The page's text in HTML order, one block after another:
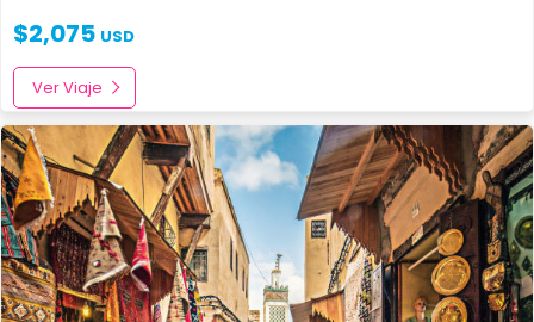
$2,075 USD
Ver Viaje